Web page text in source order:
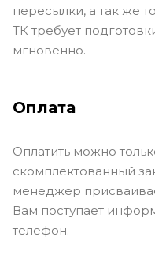
пересылки, а так же
ТК требует
мгновенно.
Оплата
Оплатить можно
скомплектованный
менеджер
Вам поступает
телефон.